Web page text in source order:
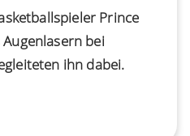
Prince
bei
ihn dabei.